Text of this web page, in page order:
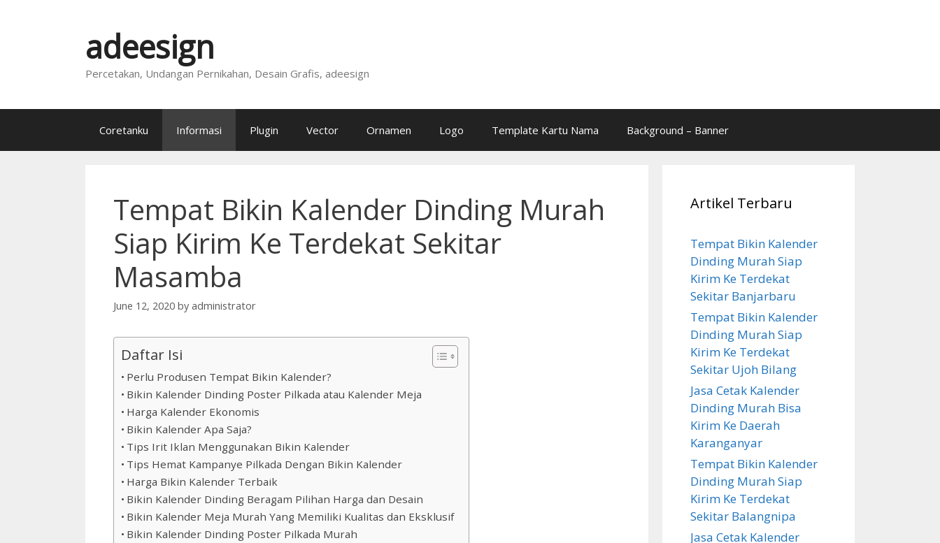
adeesign
Percetakan, Undangan Pernikahan, Desain Grafis, adeesign
Coretanku Informasi Plugin Vector Ornamen Logo Template Kartu Nama Background – Banner
Tempat Bikin Kalender Dinding Murah
Siap Kirim Ke Terdekat Sekitar
Masamba
June 12, 2020 by administrator
Daftar Isi
Perlu Produsen Tempat Bikin Kalender?
Bikin Kalender Dinding Poster Pilkada atau Kalender Meja
Harga Kalender Ekonomis
Bikin Kalender Apa Saja?
Tips Irit Iklan Menggunakan Bikin Kalender
Tips Hemat Kampanye Pilkada Dengan Bikin Kalender
Harga Bikin Kalender Terbaik
Bikin Kalender Dinding Beragam Pilihan Harga dan Desain
Bikin Kalender Meja Murah Yang Memiliki Kualitas dan Eksklusif
Bikin Kalender Dinding Poster Pilkada Murah
Artikel Terbaru
Tempat Bikin Kalender
Dinding Murah Siap
Kirim Ke Terdekat
Sekitar Banjarbaru
Tempat Bikin Kalender
Dinding Murah Siap
Kirim Ke Terdekat
Sekitar Ujoh Bilang
Jasa Cetak Kalender
Dinding Murah Bisa
Kirim Ke Daerah
Karanganyar
Tempat Bikin Kalender
Dinding Murah Siap
Kirim Ke Terdekat
Sekitar Balangnipa
Jasa Cetak Kalender